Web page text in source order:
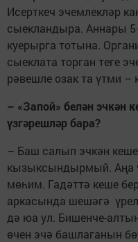
Исерткеч эчемлекләр
сыекландыра. Аннары
куерырга тотына.
сыеклата торган теге
рәвешле озак та үтми –
– «Запой» белән эчкән
үзгәрешләр бара?
– Баш салып эчкән
кызыксындырмый. Аңа
мөһим. Гадәттә кеше
аркасында шешәгә
дә юа ул. Бишенче-
өчен эчә башлаганын